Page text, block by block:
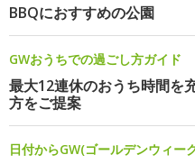
BBQにおすすめの公園
GWおうちでの過ごし方ガイド
最大12連休のおうち時間を
方をご提案
日付からGW(ゴールデンウィー